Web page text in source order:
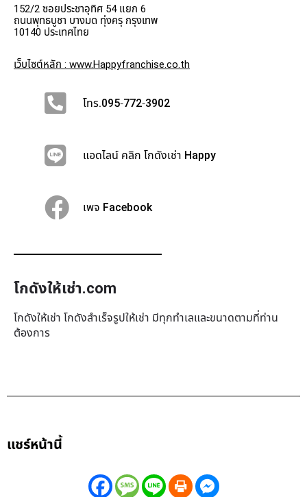
152/2 ซอยประชาอุทิศ 54 แยก 6
ถนนพุทธบูชา บางมด ทุ่งครุ กรุงเทพ
10140 ประเทศไทย
เว็บไซต์หลัก : www.Happyfranchise.co.th
โทร.095-772-3902
แอดไลน์ คลิก โกดังเช่า Happy
เพจ Facebook
โกดังให้เช่า.com
โกดังให้เช่า โกดังสำเร็จรูปให้เช่า มีทุกทำเล​และขนาดตามที่ท่าน
ต้องการ
แชร์หน้านี้